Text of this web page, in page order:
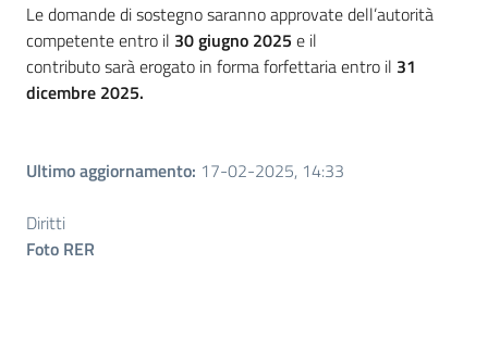
Le domande di sostegno saranno approvate dell’autorità
competente entro il 30 giugno 2025 e il
contributo sarà erogato in forma forfettaria entro il 31
dicembre 2025.
Ultimo aggiornamento: 17-02-2025, 14:33
Diritti
Foto RER